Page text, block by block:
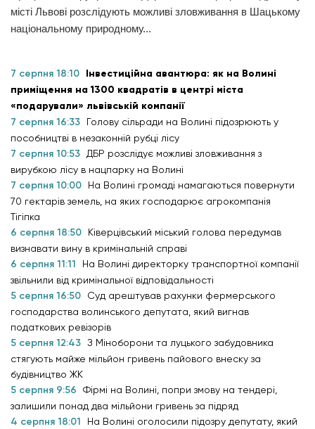
місті Львові розслідують можливі зловживання в Шацькому
національному природному...
7 серпня 18:10 Інвестиційна авантюра: як на Волині
приміщення на 1300 квадратів в центрі міста
«подарували» львівській компанії
7 серпня 16:33
Голову сільради на Волині підозрюють у
пособництві в незаконній рубці лісу
7 серпня 10:53 ДБР розслідує можливі зловживання з
вирубкою лісу в нацпарку на Волині
7 серпня 10:00
На Волині громаді намагаються повернути
70 гектарів земель, на яких господарює агрокомпанія
Тігіпка
6 серпня 18:50
Ківерцівський міський голова передумав
визнавати вину в кримінальній справі
6 серпня 11:11
На Волині директорку транспортної компанії
звільнили від кримінальної відповідальності
5 серпня 16:50
Суд арештував рахунки фермерського
господарства волинського депутата, який вигнав
податкових ревізорів
5 серпня 12:43 З Міноборони та луцького забудовника
стягують майже мільйон гривень пайового внеску за
будівництво ЖК
5 серпня 9:56
Фірмі на Волині, попри змову на тендері,
залишили понад два мільйони гривень за підряд
4 серпня 18:01
На Волині оголосили підозру депутату, який